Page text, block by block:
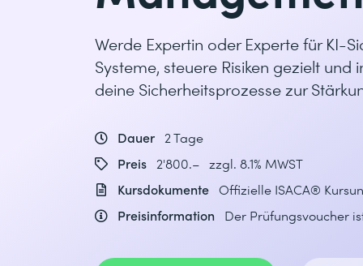
Werde Expertin oder Experte für KI-
Systeme, steuere Risiken gezielt
deine Sicherheitsprozesse zur
Dauer 2 Tage
Preis
2'800.– zzgl. 8.1% MWST
Kursdokumente Offizielle ISACA®
Preisinformation
Der Prüfungsvoucher